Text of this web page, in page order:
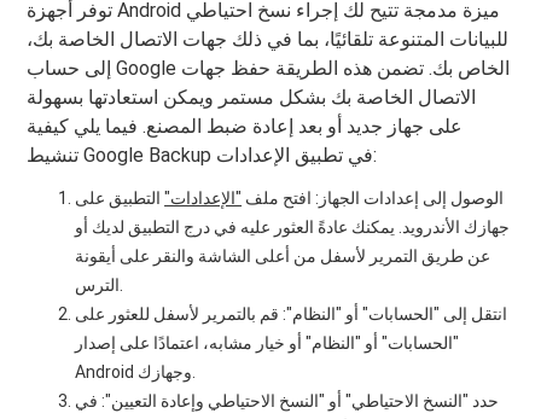
توفر أجهزة Android ميزة مدمجة تتيح لك إجراء نسخ احتياطي
للبيانات المتنوعة تلقائيًا، بما في ذلك جهات الاتصال الخاصة بك،
إلى حساب Google الخاص بك. تضمن هذه الطريقة حفظ جهات
الاتصال الخاصة بك بشكل مستمر ويمكن استعادتها بسهولة
على جهاز جديد أو بعد إعادة ضبط المصنع. فيما يلي كيفية
تنشيط Google Backup في تطبيق الإعدادات:
الوصول إلى إعدادات الجهاز: افتح ملف "الإعدادات"التطبيق على
جهازك الأندرويد. يمكنك عادةً العثور عليه في درج التطبيق لديك أو
عن طريق التمرير لأسفل من أعلى الشاشة والنقر على أيقونة
انتقل إلى "الحسابات" أو "النظام": قم بالتمرير لأسفل للعثور على
"الحسابات" أو "النظام" أو خيار مشابه، اعتمادًا على إصدار
حدد "النسخ الاحتياطي" أو "النسخ الاحتياطي وإعادة التعيين": في